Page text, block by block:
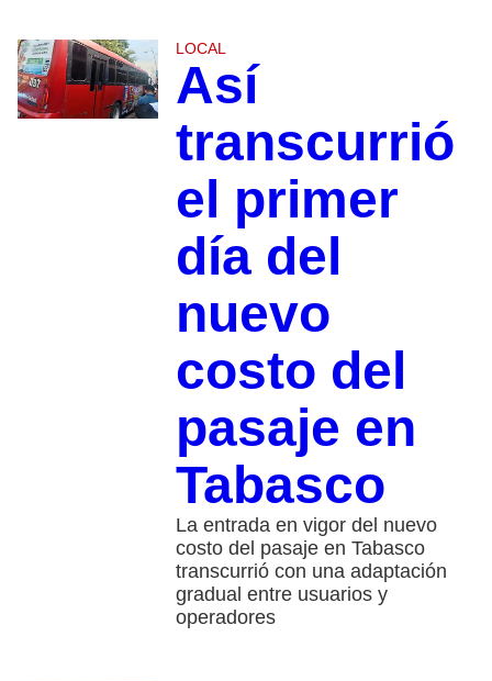
LOCAL
Así
transcurrió
el primer
día del
nuevo
costo del
pasaje en
Tabasco
La entrada en vigor del nuevo
costo del pasaje en Tabasco
transcurrió con una adaptación
gradual entre usuarios y
operadores